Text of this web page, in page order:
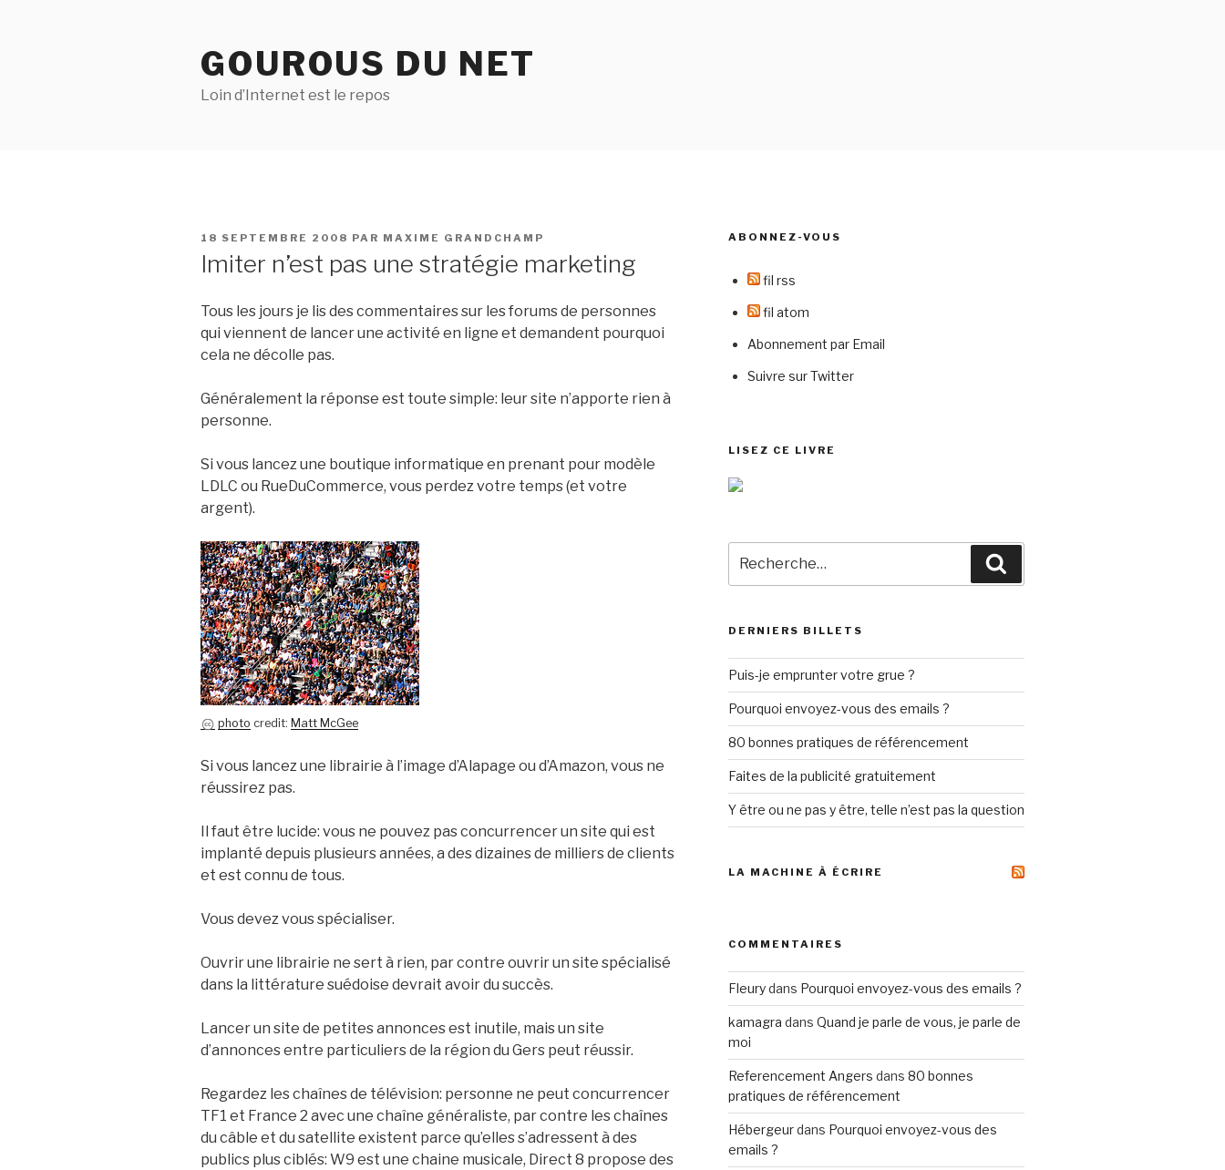
GOUROUS DU NET
Loin d’Internet est le repos
PUBLIÉ
18 SEPTEMBRE 2008 PAR MAXIME GRANDCHAMP
Imiter n’est pas une stratégie marketing
Tous les jours je lis des commentaires sur les forums de personnes
qui viennent de lancer une activité en ligne et demandent pourquoi
cela ne décolle pas.
Généralement la réponse est toute simple: leur site n’apporte rien à
personne.
Si vous lancez une boutique informatique en prenant pour modèle
LDLC ou RueDuCommerce, vous perdez votre temps (et votre
argent).
photo credit: Matt McGee
Si vous lancez une librairie à l’image d’Alapage ou d’Amazon, vous ne
réussirez pas.
Il faut être lucide: vous ne pouvez pas concurrencer un site qui est
implanté depuis plusieurs années, a des dizaines de milliers de clients
et est connu de tous.
Vous devez vous spécialiser.
Ouvrir une librairie ne sert à rien, par contre ouvrir un site spécialisé
dans la littérature suédoise devrait avoir du succès.
Lancer un site de petites annonces est inutile, mais un site
d’annonces entre particuliers de la région du Gers peut réussir.
Regardez les chaînes de télévision: personne ne peut concurrencer
TF1 et France 2 avec une chaîne généraliste, par contre les chaînes
du câble et du satellite existent parce qu’elles s’adressent à des
publics plus ciblés: W9 est une chaine musicale, Direct 8 propose des
ABONNEZ-VOUS
fil rss
fil atom
Abonnement par Email
Suivre sur Twitter
LISEZ CE LIVRE
pour
:
DERNIERS BILLETS
Puis-je emprunter votre grue ?
Pourquoi envoyez-vous des emails ?
80 bonnes pratiques de référencement
Faites de la publicité gratuitement
Y être ou ne pas y être, telle n’est pas la question
LA MACHINE À ÉCRIRE
COMMENTAIRES
Fleurydans Pourquoi envoyez-vous des emails ?
kamagra dans Quand je parle de vous, je parle de
moi
Referencement Angers dans 80 bonnes
pratiques de référencement
Hébergeurdans Pourquoi envoyez-vous des
emails ?